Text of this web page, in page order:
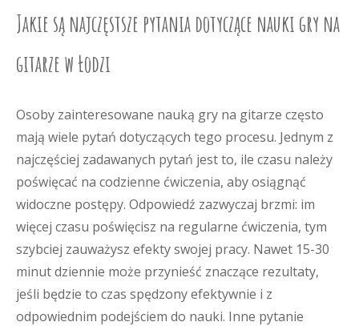
Jakie są najczęstsze pytania dotyczące nauki gry na
gitarze w Łodzi
Osoby zainteresowane nauką gry na gitarze często
mają wiele pytań dotyczących tego procesu. Jednym z
najczęściej zadawanych pytań jest to, ile czasu należy
poświęcać na codzienne ćwiczenia, aby osiągnąć
widoczne postępy. Odpowiedź zazwyczaj brzmi: im
więcej czasu poświęcisz na regularne ćwiczenia, tym
szybciej zauważysz efekty swojej pracy. Nawet 15-30
minut dziennie może przynieść znaczące rezultaty,
jeśli będzie to czas spędzony efektywnie i z
odpowiednim podejściem do nauki. Inne pytanie